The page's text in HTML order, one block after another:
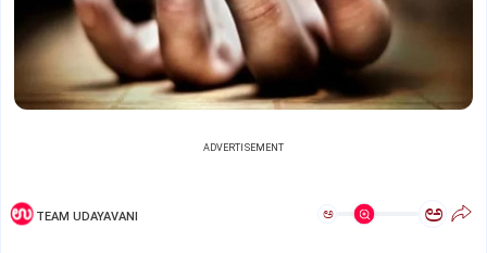
ADVERTISEMENT
TEAM UDAYAVANI ಅ ಅ